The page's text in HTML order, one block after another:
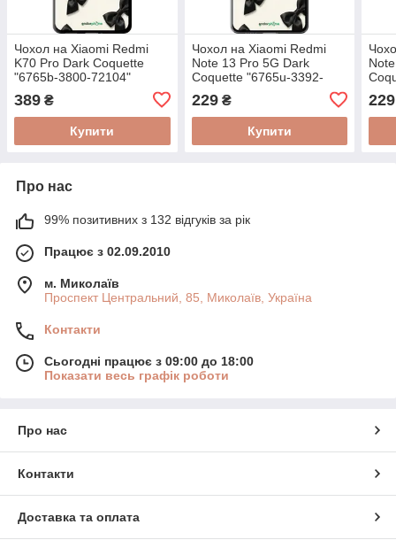
Чохол на Xiaomi Redmi
K70 Pro Dark Coquette
"6765b-3800-72104"
389 ₴
Купити
Чохол на Xiaomi Redmi
Note 13 Pro 5G Dark
Coquette "6765u-3392-
229₴
Купити
229
Про нас
99% позитивних з 132 відгуків за рік
Працює з 02.09.2010
м. Миколаїв
Проспект Центральний, 85, Миколаїв, Україна
Контакти
Сьогодні працює з 09:00 до 18:00
Показати весь графік роботи
Про нас
Контакти
Доставка та оплата